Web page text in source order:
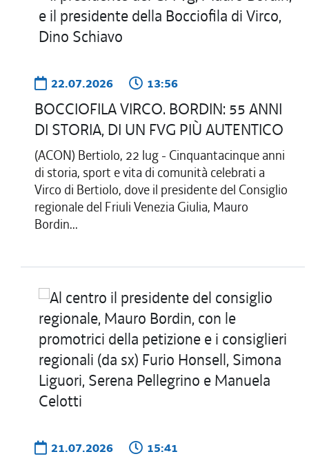
22.07.2026 13:56
BOCCIOFILA VIRCO. BORDIN: 55 ANNI
DI STORIA, DI UN FVG PIÙ AUTENTICO
(ACON) Bertiolo, 22 lug - Cinquantacinque anni
di storia, sport e vita di comunità celebrati a
Virco di Bertiolo, dove il presidente del Consiglio
regionale del Friuli Venezia Giulia, Mauro
Bordin...
21.07.2026 15:41